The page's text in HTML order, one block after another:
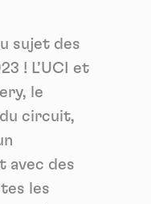
sujet des
! L’UCI et
le
circuit,
avec des
les